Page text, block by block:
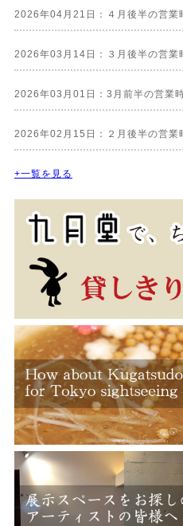
2026年04月21日：４月後半の営業
2026年03月14日：３月後半の営業
2026年03月01日：3月前半の営業
2026年02月15日：２月後半の営業
+一覧を見る